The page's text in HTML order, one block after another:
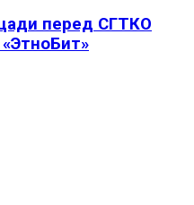
перед СГТКО